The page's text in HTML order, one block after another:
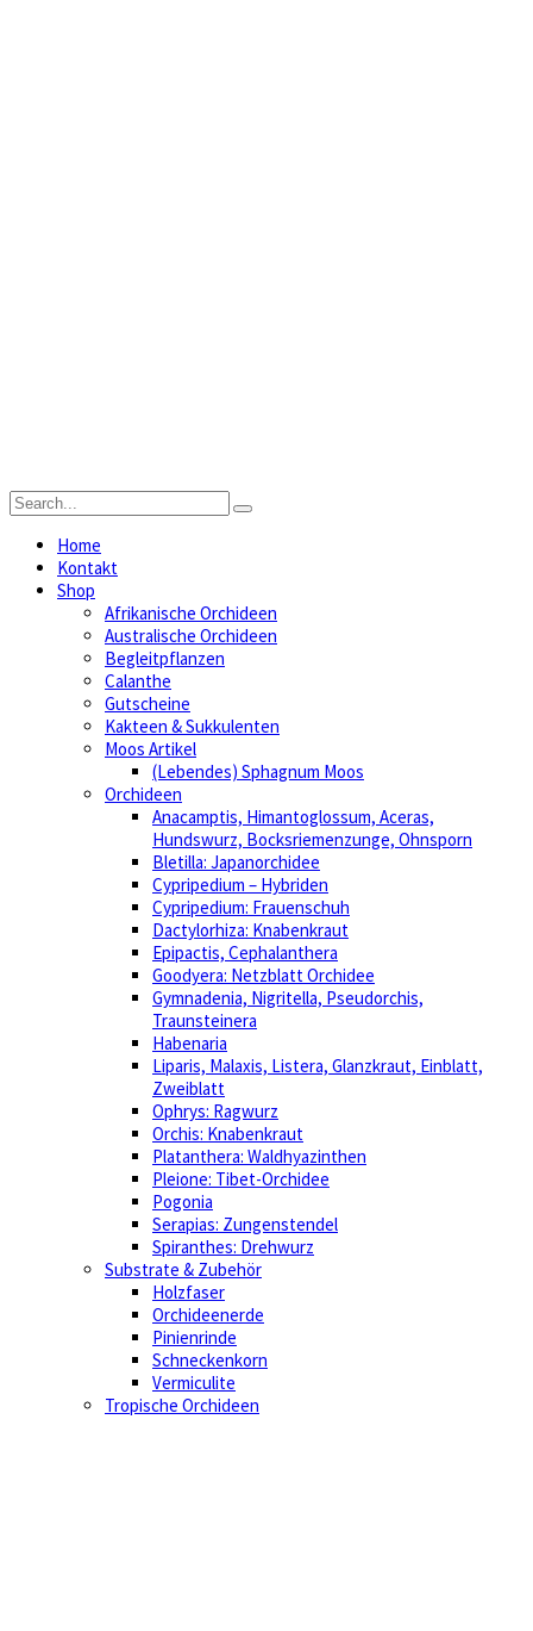
Home
Kontakt
Shop
Afrikanische Orchideen
Australische Orchideen
Begleitpflanzen
Calanthe
Gutscheine
Kakteen & Sukkulenten
Moos Artikel
(Lebendes) Sphagnum Moos
Orchideen
Anacamptis, Himantoglossum, Aceras,
Hundswurz, Bocksriemenzunge, Ohnsporn
Bletilla: Japanorchidee
Cypripedium – Hybriden
Cypripedium: Frauenschuh
Dactylorhiza: Knabenkraut
Epipactis, Cephalanthera
Goodyera: Netzblatt Orchidee
Gymnadenia, Nigritella, Pseudorchis,
Traunsteinera
Habenaria
Liparis, Malaxis, Listera, Glanzkraut, Einblatt,
Zweiblatt
Ophrys: Ragwurz
Orchis: Knabenkraut
Platanthera: Waldhyazinthen
Pleione: Tibet-Orchidee
Pogonia
Serapias: Zungenstendel
Spiranthes: Drehwurz
Substrate & Zubehör
Holzfaser
Orchideenerde
Pinienrinde
Schneckenkorn
Vermiculite
Tropische Orchideen